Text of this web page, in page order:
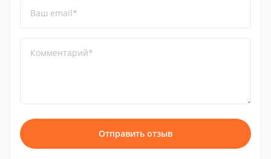
Ваш email*
Комментарий*
Отправить отзыв